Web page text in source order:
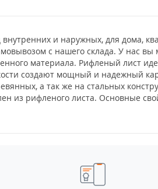
и наружных, для дома,
с нашего склада. У нас
материала. Рифленый лист
создают мощный и надежный
а так же на стальных
из рифленого листа. Основные